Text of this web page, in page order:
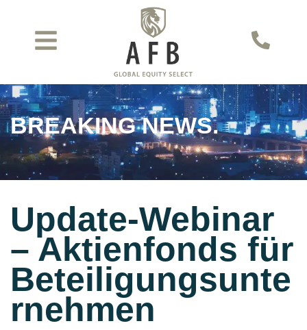
BREAKING NEWS.
Update-Webinar
– Aktienfonds für
Beteiligungsunte
rnehmen